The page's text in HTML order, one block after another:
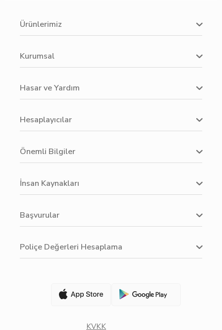
Ürünlerimiz
Kurumsal
Hasar ve Yardım
Hesaplayıcılar
Önemli Bilgiler
İnsan Kaynakları
Başvurular
Poliçe Değerleri Hesaplama
KVKK